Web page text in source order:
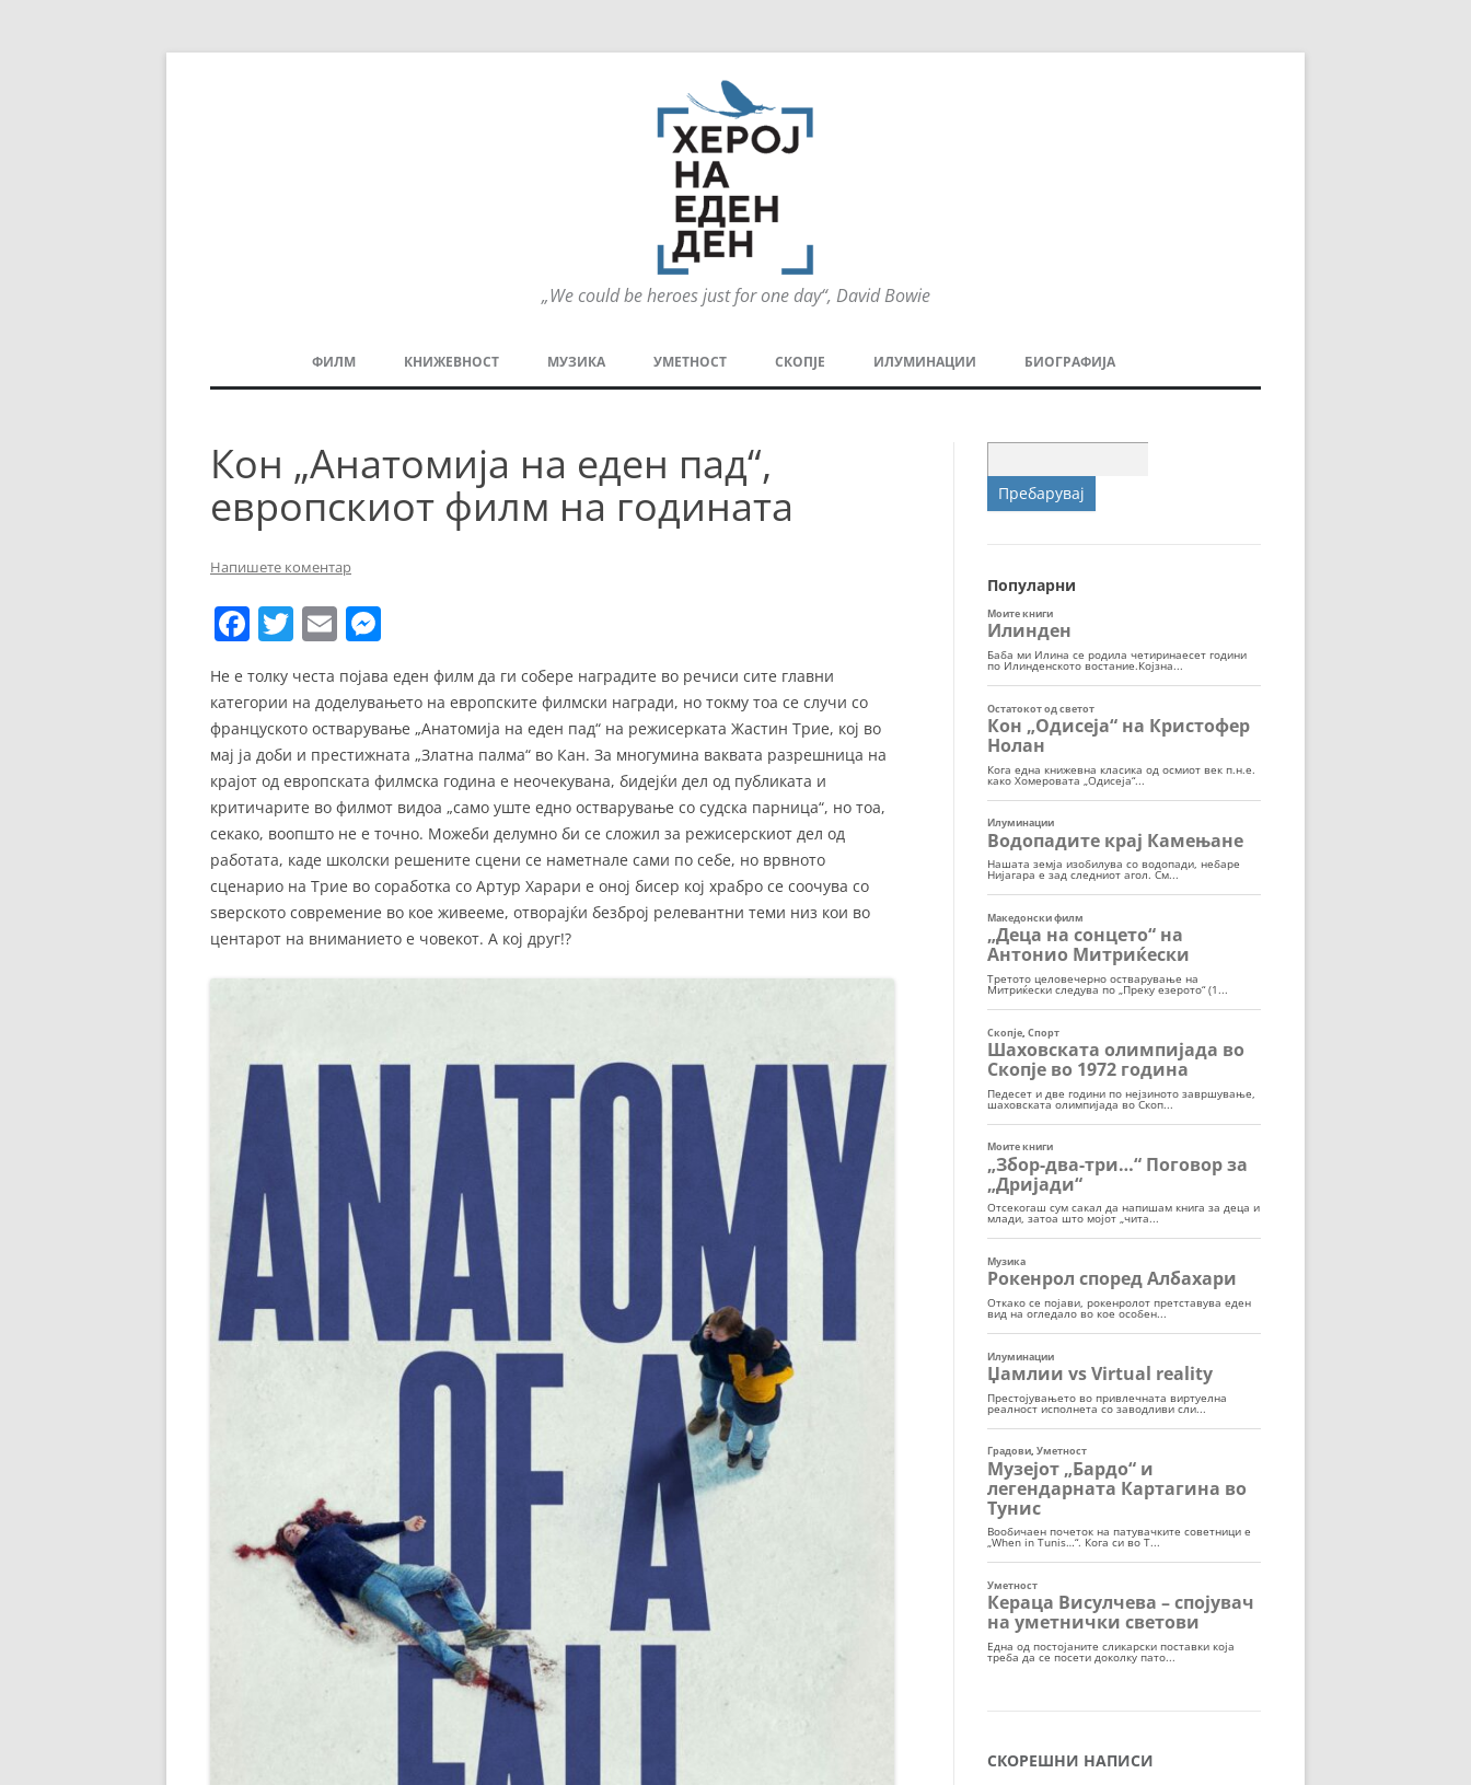
„We could be heroes just for one day“, David Bowie
содржината
ФИЛМ
ЕВРОПСКИ ФИЛМ
ФИЛМОПОЛИС
КНИЖЕВНОСТ МУЗИКА УМЕТНОСТ
ТЕАТАР
СКОПЈЕ ИЛУМИНАЦИИ
СПОРТ
БИОГРАФИЈА
Кон „Анатомија на еден пад“,
европскиот филм на годината
Напишете коментар
F
c
e
b
o
o
k
T
itt
er
E
m
ai
l
ss
e
n
g
er
Не е толку честа појава еден филм да ги собере наградите во речиси сите главни
категории на доделувањето на европските филмски награди, но токму тоа се случи со
француското остварување „Анатомија на еден пад“ на режисерката Жастин Трие, кој во
мај ја доби и престижната „Златна палма“ во Кан. За многумина ваквата разрешница на
крајот од европската филмска година е неочекувана, бидејќи дел од публиката и
критичарите во филмот видоа „само уште едно остварување со судска парница“, но тоа,
секако, воопшто не е точно. Можеби делумно би се сложил за режисерскиот дел од
работата, каде школски решените сцени се наметнале сами по себе, но врвното
сценарио на Трие во соработка со Артур Харари е оној бисер кој храбро се соочува со
ѕверското современие во кое живееме, отворајќи безброј релевантни теми низ кои во
центарот на вниманието е човекот. А кој друг!?
за:
Популарни
СКОРЕШНИ НАПИСИ